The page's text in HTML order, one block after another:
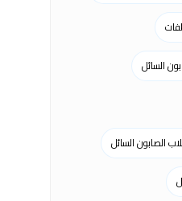
السائل
الصابون السائل